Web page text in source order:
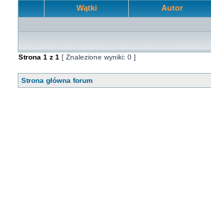
Wątki Autor
Strona 1 z 1 [ Znalezione wyniki: 0 ]
Strona główna forum